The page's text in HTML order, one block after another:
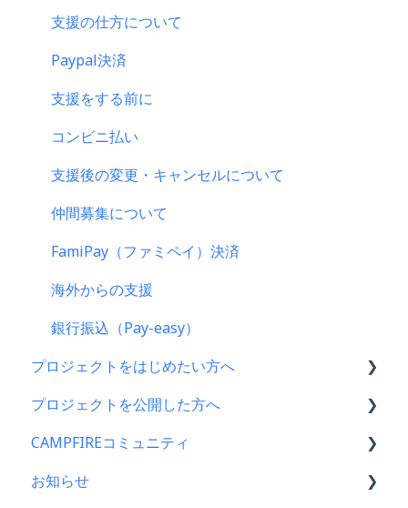
支援の仕方について
Paypal決済
支援をする前に
コンビニ払い
支援後の変更・キャンセルについて
仲間募集について
FamiPay（ファミペイ）決済
海外からの支援
銀行振込（Pay-easy）
プロジェクトをはじめたい方へ
プロジェクトをはじめる前に
プロジェクト作成時によくある質問
プロジェクト作成について
プロジェクトを公開した方へ
支援金の振込について
プロジェクトを公開したら
CAMPFIREコミュニティ
コミュニティメンバー向け
お知らせ